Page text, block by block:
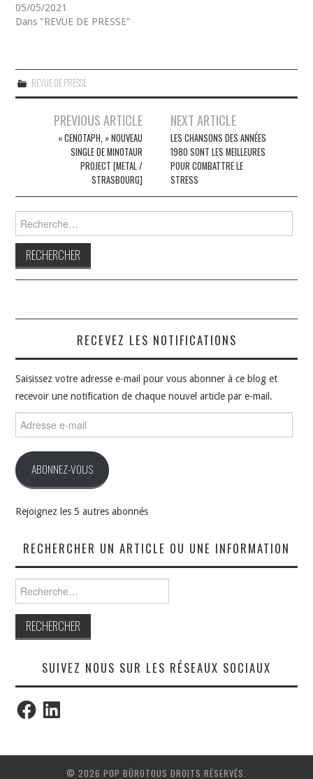
05/05/2021
Dans "REVUE DE PRESSE"
REVUE DE PRESSE
NavigationPREVIOUS ARTICLE
« CENOTAPH, » NOUVEAU
SINGLE DE MINOTAUR
PROJECT [METAL /
STRASBOURG]
NEXT ARTICLE
LES CHANSONS DES ANNÉES
1980 SONT LES MEILLEURES
POUR COMBATTRE LE
STRESS
RECEVEZ LES NOTIFICATIONS
Saisissez votre adresse e-mail pour vous abonner à ce blog et
recevoir une notification de chaque nouvel article par e-mail.
e-
ABONNEZ-VOUS
Rejoignez les 5 autres abonnés
RECHERCHER UN ARTICLE OU UNE INFORMATION
SUIVEZ NOUS SUR LES RÉSEAUX SOCIAUX
FacebookLinkedIn
© 2026 POP BÜROTOUS DROITS RÉSERVÉS.